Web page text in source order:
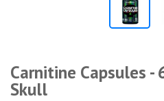
Carnitine Capsules -
Skull